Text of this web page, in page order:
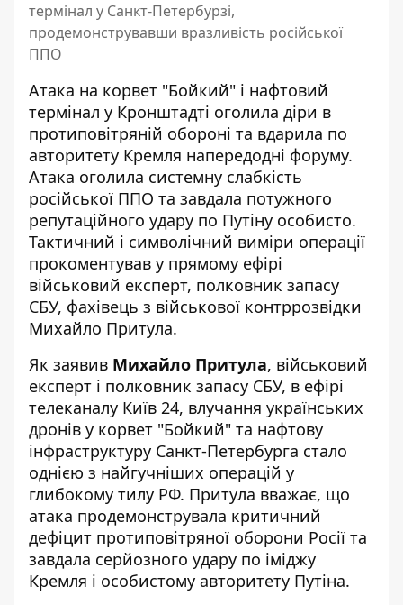
термінал у Санкт-Петербурзі,
продемонструвавши вразливість російської
ППО
Атака на корвет "Бойкий" і нафтовий
термінал у Кронштадті оголила діри в
протиповітряній обороні та вдарила по
авторитету Кремля напередодні форуму.
Атака оголила системну слабкість
російської ППО та завдала потужного
репутаційного удару по Путіну особисто.
Тактичний і символічний виміри операції
прокоментував у прямому ефірі
військовий експерт, полковник запасу
СБУ, фахівець з військової контррозвідки
Михайло Притула.
Як заявив Михайло Притула, військовий
експерт і полковник запасу СБУ, в ефірі
телеканалу Київ 24, влучання українських
дронів у корвет "Бойкий" та нафтову
інфраструктуру Санкт-Петербурга стало
однією з найгучніших операцій у
глибокому тилу РФ. Притула вважає, що
атака продемонструвала критичний
дефіцит протиповітряної оборони Росії та
завдала серйозного удару по іміджу
Кремля і особистому авторитету Путіна.